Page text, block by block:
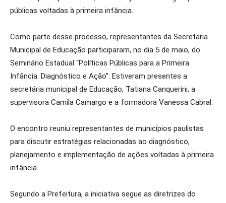
públicas voltadas à primeira infância.
Como parte desse processo, representantes da Secretaria
Municipal de Educação participaram, no dia 5 de maio, do
Seminário Estadual “Políticas Públicas para a Primeira
Infância: Diagnóstico e Ação”. Estiveram presentes a
secretária municipal de Educação, Tatiana Canquerini, a
supervisora Camila Camargo e a formadora Vanessa Cabral.
O encontro reuniu representantes de municípios paulistas
para discutir estratégias relacionadas ao diagnóstico,
planejamento e implementação de ações voltadas à primeira
infância.
Segundo a Prefeitura, a iniciativa segue as diretrizes do